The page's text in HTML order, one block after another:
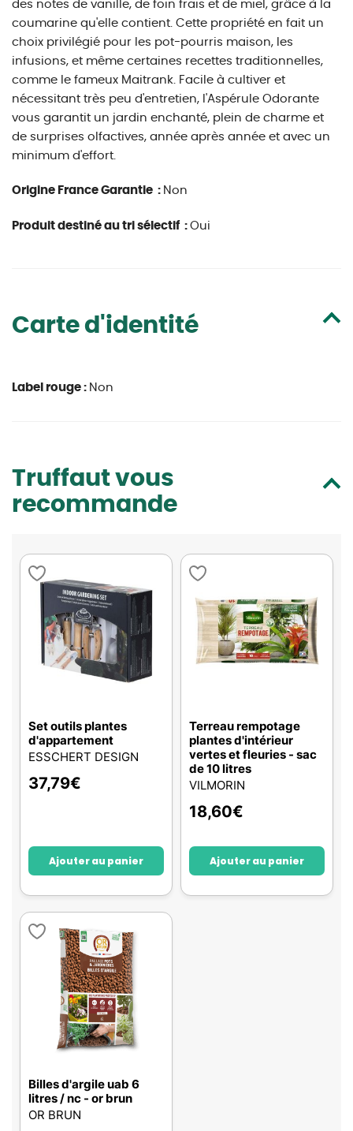
des notes de vanille, de foin frais et de miel, grâce à la
coumarine qu'elle contient. Cette propriété en fait un
choix privilégié pour les pot-pourris maison, les
infusions, et même certaines recettes traditionnelles,
comme le fameux Maitrank. Facile à cultiver et
nécessitant très peu d'entretien, l'Aspérule Odorante
vous garantit un jardin enchanté, plein de charme et
de surprises olfactives, année après année et avec un
minimum d'effort.
Origine France Garantie : Non
Produit destiné au tri sélectif : Oui
Carte d'identité
Label rouge : Non
Truffaut vous
recommande
Set outils plantes
d'appartement
ESSCHERT DESIGN
37,79€
Ajouter au panier
Terreau rempotage
plantes d'intérieur
vertes et fleuries - sac
de 10 litres
VILMORIN
18,60€
Ajouter au panier
Billes d'argile uab 6
litres / nc - or brun
OR BRUN